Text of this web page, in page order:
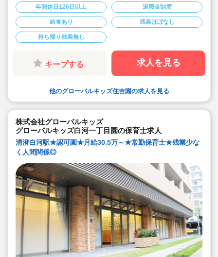
◆年間休日125日以上！
◆子育て期間中は時短勤務OK
◆半日有給OKで子育て中の方も働きやすい環境です
◆会社独自の休暇制度がありますので、独身、既婚者問
わずノビノビと働きやすい環境です。
◆宿舎借上げ制度利用可能です！
◆職員間の人間関係を大事にしています。チーム保育で
新しい仲間も皆でサポート。新卒で不安な方、中途で馴
染めるか不安な方ブランク空けの方、別業種からのキャ
リアチェンジの方！どんな方でもチームでサポートしあ
いながら保育をする環境です
能です！
す！
◆充実の福利厚生、海外研修など腰を据え長く勤務でき
成長し続けられる環境が整っています。
年間休日120日以上 退職金制度
給食あり 残業ほぼなし
持ち帰り残業無し
キープする 求人を見る
他のグローバルキッズ住吉園の求人を見る
株式会社グローバルキッズ
グローバルキッズ白河一丁目園の保育士求人
清澄白河駅★認可園★月給30.5万～★常勤保育士★残業少な
く人間関係◎